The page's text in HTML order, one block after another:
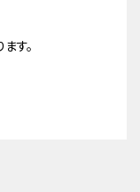
す。